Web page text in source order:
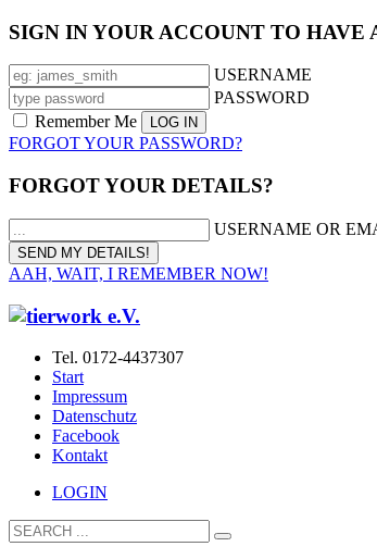
SIGN IN YOUR ACCOUNT TO HAVE
USERNAME
PASSWORD
Remember Me
FORGOT YOUR PASSWORD?
FORGOT YOUR DETAILS?
USERNAME OR
AAH, WAIT, I REMEMBER NOW!
Tel. 0172-4437307
Start
Impressum
Datenschutz
Facebook
Kontakt
LOGIN